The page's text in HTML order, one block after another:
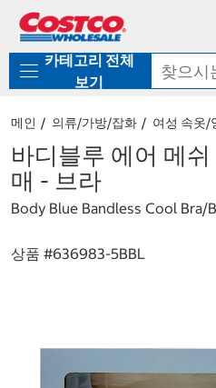
로
기
가
카테고리 전체
보기
메인 의류/가방/잡화 여성 속옷/
바디블루 에어 메
매 - 브라
Body Blue Bandless Cool Bra/
상품 #636983-5BBL